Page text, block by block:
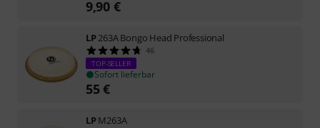
9,90 €
LP263A Bongo Head Professional
46
TOP-SELLER
Sofort lieferbar
55€
LPM263A